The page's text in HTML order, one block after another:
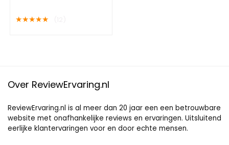
★★★★★
Over ReviewErvaring.nl
ReviewErvaring.nl is al meer dan 20 jaar een een betrouwbare
website met onafhankelijke reviews en ervaringen. Uitsluitend
eerlijke klantervaringen voor en door echte mensen.